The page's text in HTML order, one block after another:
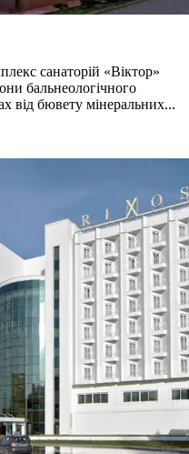
санаторій «Віктор»
бальнеологічного
від бювету мінеральних...